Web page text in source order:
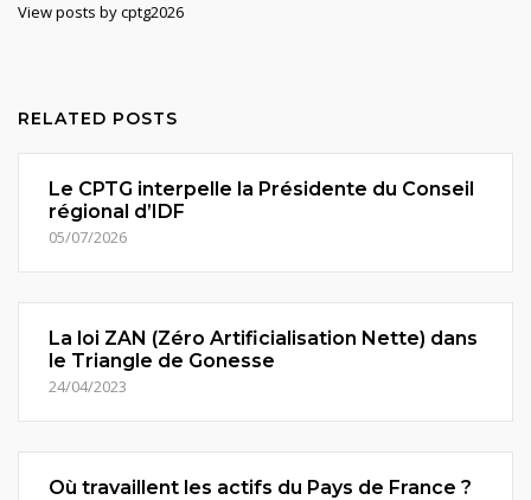
View posts by cptg2026
RELATED POSTS
Le CPTG interpelle la Présidente du Conseil
régional d’IDF
05/07/2026
La loi ZAN (Zéro Artificialisation Nette) dans
le Triangle de Gonesse
24/04/2023
Où travaillent les actifs du Pays de France ?